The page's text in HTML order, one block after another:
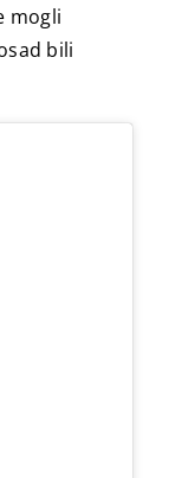
mogli
bili